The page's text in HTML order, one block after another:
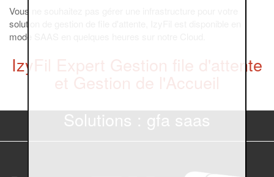
Vous ne souhaitez pas gérer une infrastructure pour votre
solution de gestion de file d'attente, IzyFil est disponible en
mode SAAS en quelques heures sur notre Cloud.
IzyFil Expert Gestion file d'attente
et Gestion de l'Accueil
Solutions : gfa saas